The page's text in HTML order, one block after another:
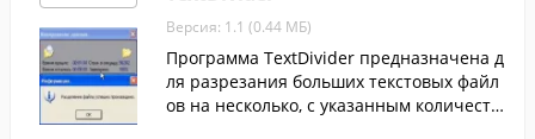
Версия: 1.1 (0.44 МБ)
Программа TextDivider предназначена д
ля разрезания больших текстовых файл
ов на несколько, с указанным количеств